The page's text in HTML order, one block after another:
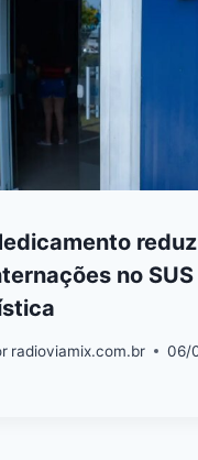
no
radioviamix.com.br 06/